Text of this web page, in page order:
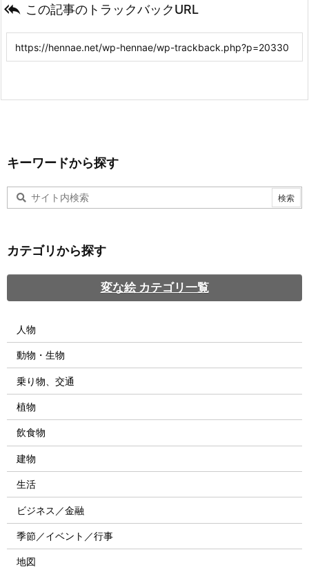
 この記事のトラックバックURL
キーワードから探す
カテゴリから探す
変な絵 カテゴリ一覧
人物
動物・生物
乗り物、交通
植物
飲食物
建物
生活
ビジネス／金融
季節／イベント／行事
地図